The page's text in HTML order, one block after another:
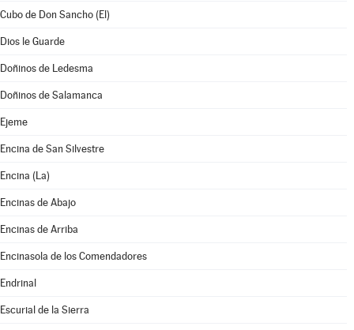
Cubo de Don Sancho (El)
Dios le Guarde
Doñinos de Ledesma
Doñinos de Salamanca
Ejeme
Encina de San Silvestre
Encina (La)
Encinas de Abajo
Encinas de Arriba
Encinasola de los Comendadores
Endrinal
Escurial de la Sierra